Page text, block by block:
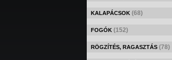
KALAPÁCSOK (68)
FOGÓK (152)
RÖGZÍTÉS, RAGASZTÁS (78)